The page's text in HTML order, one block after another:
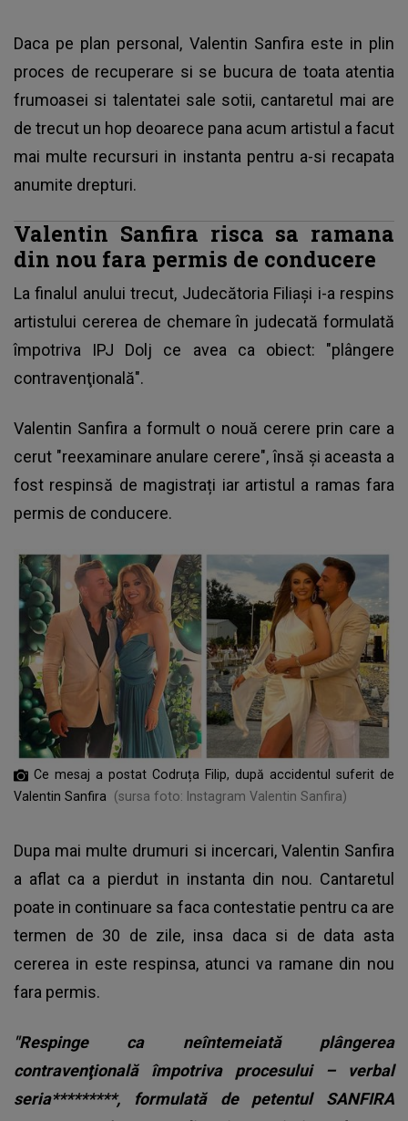
Daca pe plan personal, Valentin Sanfira este in plin
proces de recuperare si se bucura de toata atentia
frumoasei si talentatei sale sotii, cantaretul mai are
de trecut un hop deoarece pana acum artistul a facut
mai multe recursuri in instanta pentru a-si recapata
anumite drepturi.
Valentin Sanfira risca sa ramana
din nou fara permis de conducere
La finalul anului trecut, Judecătoria Filiași i-a respins
artistului cererea de chemare în judecată formulată
împotriva IPJ Dolj ce avea ca obiect: "plângere
contravenţională".
Valentin Sanfira a formult o nouă cerere prin care a
cerut "reexaminare anulare cerere", însă și aceasta a
fost respinsă de magistrați iar artistul a ramas fara
permis de conducere.
Ce mesaj a postat Codruța Filip, după accidentul suferit de
Valentin Sanfira (sursa foto: Instagram Valentin Sanfira)
Dupa mai multe drumuri si incercari, Valentin Sanfira
a aflat ca a pierdut in instanta din nou. Cantaretul
poate in continuare sa faca contestatie pentru ca are
termen de 30 de zile, insa daca si de data asta
cererea in este respinsa, atunci va ramane din nou
fara permis.
"Respinge ca neîntemeiată plângerea
contravenţională împotriva procesului – verbal
seria*********, formulată de petentul SANFIRA